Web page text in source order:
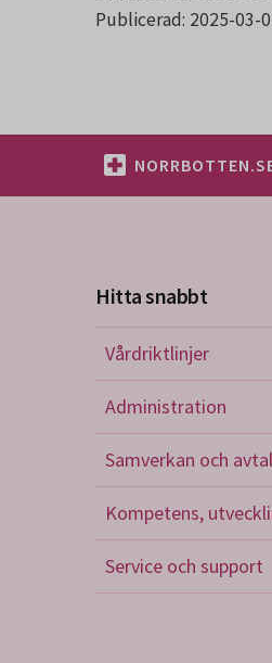
Publicerad: 2025-03-
Hitta snabbt
Vårdriktlinjer
Administration
Samverkan och avtal
Kompetens,
Service och support